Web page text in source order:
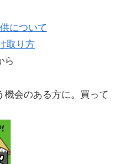
について
取り方
ら
会のある方に。買って